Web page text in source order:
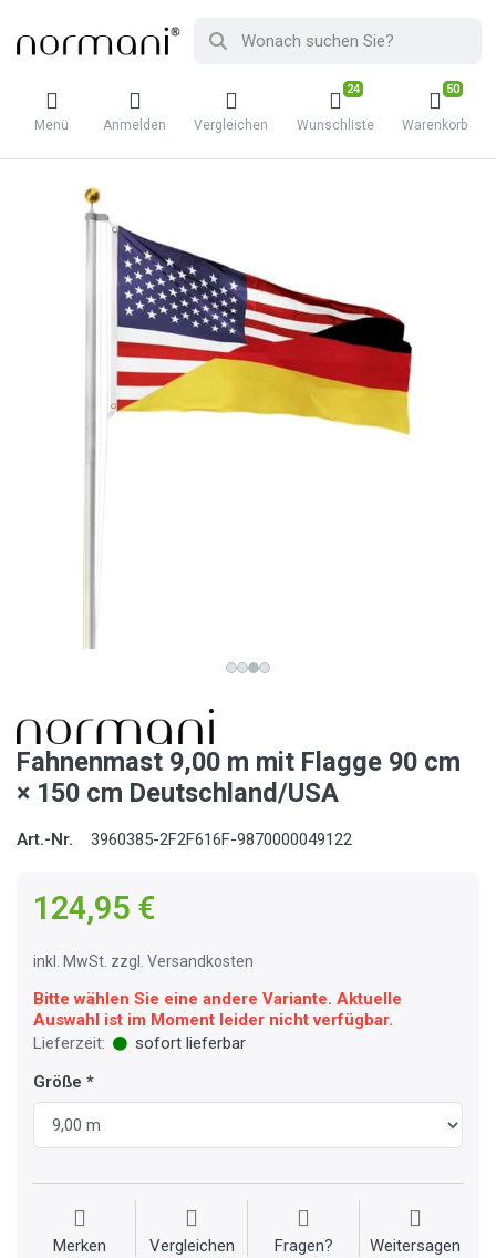
Menü Anmelden Vergleichen
24
Wunschliste
50
Warenkorb
Fahnenmast 9,00 m mit Flagge 90 cm
× 150 cm Deutschland/USA
Art.-Nr. 3960385-2F2F616F-9870000049122
124,95 €
inkl. MwSt. zzgl. Versandkosten
Bitte wählen Sie eine andere Variante. Aktuelle
Auswahl ist im Moment leider nicht verfügbar.
Lieferzeit:
sofort lieferbar
Größe
Merken Vergleichen Fragen? Weitersagen